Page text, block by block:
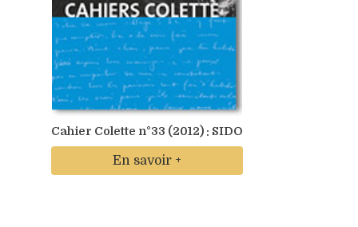
Cahier Colette n°33 (2012) : SIDO
En savoir +